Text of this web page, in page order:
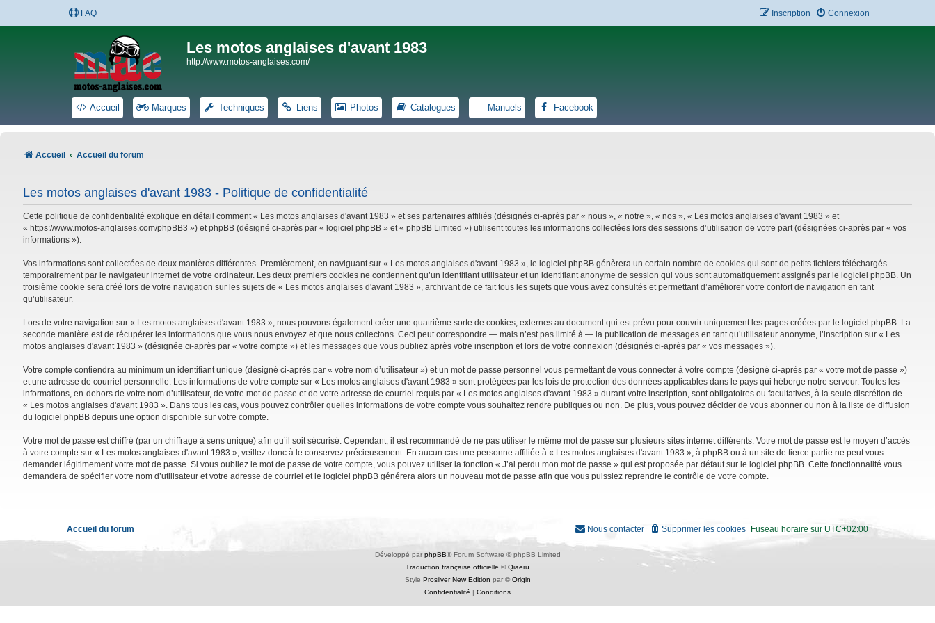
FAQ Connexion
Inscription
Les motos anglaises d'avant 1983
http://www.motos-anglaises.com/
Accueil Marques Techniques Liens Photos Catalogues Manuels Facebook
Accueil Accueil du forum
Les motos anglaises d'avant 1983 - Politique de confidentialité
Cette politique de confidentialité explique en détail comment « Les motos anglaises d'avant 1983 » et ses partenaires affiliés (désignés ci-après par « nous », « notre », « nos », « Les motos anglaises d'avant 1983 » et
« https://www.motos-anglaises.com/phpBB3 ») et phpBB (désigné ci-après par « logiciel phpBB » et « phpBB Limited ») utilisent toutes les informations collectées lors des sessions d’utilisation de votre part (désignées ci-après par « vos
informations »).
Vos informations sont collectées de deux manières différentes. Premièrement, en naviguant sur « Les motos anglaises d'avant 1983 », le logiciel phpBB génèrera un certain nombre de cookies qui sont de petits fichiers téléchargés
temporairement par le navigateur internet de votre ordinateur. Les deux premiers cookies ne contiennent qu’un identifiant utilisateur et un identifiant anonyme de session qui vous sont automatiquement assignés par le logiciel phpBB. Un
troisième cookie sera créé lors de votre navigation sur les sujets de « Les motos anglaises d'avant 1983 », archivant de ce fait tous les sujets que vous avez consultés et permettant d’améliorer votre confort de navigation en tant
qu’utilisateur.
Lors de votre navigation sur « Les motos anglaises d'avant 1983 », nous pouvons également créer une quatrième sorte de cookies, externes au document qui est prévu pour couvrir uniquement les pages créées par le logiciel phpBB. La
seconde manière est de récupérer les informations que vous nous envoyez et que nous collectons. Ceci peut correspondre — mais n’est pas limité à — la publication de messages en tant qu’utilisateur anonyme, l’inscription sur « Les
motos anglaises d'avant 1983 » (désignée ci-après par « votre compte ») et les messages que vous publiez après votre inscription et lors de votre connexion (désignés ci-après par « vos messages »).
Votre compte contiendra au minimum un identifiant unique (désigné ci-après par « votre nom d’utilisateur ») et un mot de passe personnel vous permettant de vous connecter à votre compte (désigné ci-après par « votre mot de passe »)
et une adresse de courriel personnelle. Les informations de votre compte sur « Les motos anglaises d'avant 1983 » sont protégées par les lois de protection des données applicables dans le pays qui héberge notre serveur. Toutes les
informations, en-dehors de votre nom d’utilisateur, de votre mot de passe et de votre adresse de courriel requis par « Les motos anglaises d'avant 1983 » durant votre inscription, sont obligatoires ou facultatives, à la seule discrétion de
« Les motos anglaises d'avant 1983 ». Dans tous les cas, vous pouvez contrôler quelles informations de votre compte vous souhaitez rendre publiques ou non. De plus, vous pouvez décider de vous abonner ou non à la liste de diffusion
du logiciel phpBB depuis une option disponible sur votre compte.
Votre mot de passe est chiffré (par un chiffrage à sens unique) afin qu’il soit sécurisé. Cependant, il est recommandé de ne pas utiliser le même mot de passe sur plusieurs sites internet différents. Votre mot de passe est le moyen d’accès
à votre compte sur « Les motos anglaises d'avant 1983 », veillez donc à le conservez précieusement. En aucun cas une personne affiliée à « Les motos anglaises d'avant 1983 », à phpBB ou à un site de tierce partie ne peut vous
demander légitimement votre mot de passe. Si vous oubliez le mot de passe de votre compte, vous pouvez utiliser la fonction « J’ai perdu mon mot de passe » qui est proposée par défaut sur le logiciel phpBB. Cette fonctionnalité vous
demandera de spécifier votre nom d’utilisateur et votre adresse de courriel et le logiciel phpBB générera alors un nouveau mot de passe afin que vous puissiez reprendre le contrôle de votre compte.
Accueil du forum Fuseau horaire sur UTC+02:00
Supprimer les cookies
Nous contacter
Développé par phpBB® Forum Software © phpBB Limited
Traduction française officielle ©Qiaeru
Style Prosilver New Edition par ©Origin
Confidentialité
Conditions